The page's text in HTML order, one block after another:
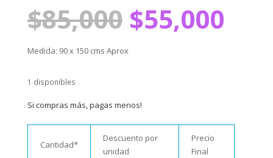
$85,000 El
precio
original
era:
$55,000El
Medida: 90 x 150 cms Aprox
1 disponibles
Si compras más, pagas menos!
Cantidad*
Descuento por
unidad
Precio
Final